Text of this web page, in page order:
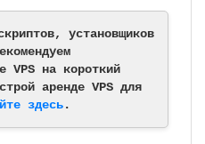
установщиков
VPS на короткий
аренде VPS для
здесь.